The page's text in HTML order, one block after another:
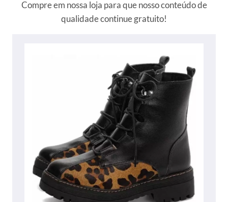
Compre em nossa loja para que nosso conteúdo de
qualidade continue gratuito!